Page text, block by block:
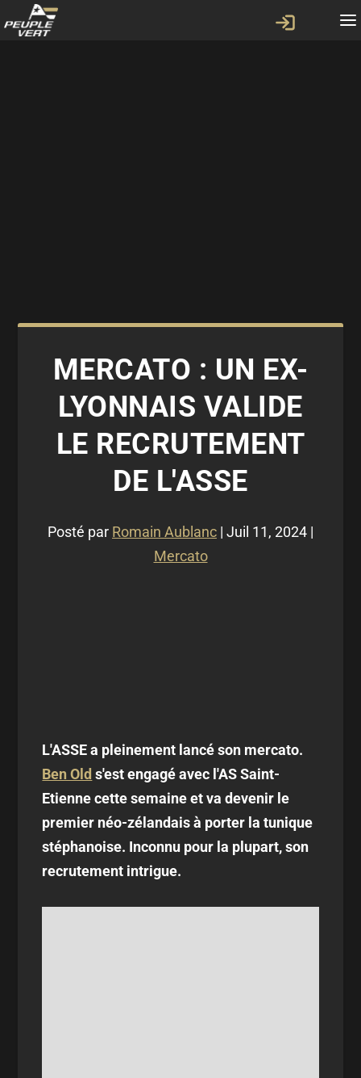
MERCATO : UN EX-
LYONNAIS VALIDE
LE RECRUTEMENT
DE L'ASSE
Posté par Romain Aublanc | Juil 11, 2024 |
Mercato
L'ASSE a pleinement lancé son mercato.
Ben Old s'est engagé avec l'AS Saint-
Etienne cette semaine et va devenir le
premier néo-zélandais à porter la tunique
stéphanoise. Inconnu pour la plupart, son
recrutement intrigue.